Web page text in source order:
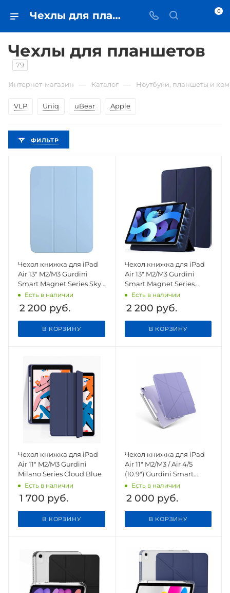
Чехлы для планшетов • купить в Самаре по низкой цене - iЧехол 0
Чехлы для планшетов
79
Интернет-магазин Каталог Ноутбуки, планшеты и
VLP Uniq uBear Apple
ФИЛЬТР
Чехол книжка для iPad
Air 13" M2/M3 Gurdini
Smart Magnet Series Sky
BlueЕсть в наличии
2 200 руб.
В КОРЗИНУ
Чехол книжка для iPad
Air 13" M2/M3 Gurdini
Smart Magnet Series
Dark Blue
Есть в наличии
2 200 руб.
В КОРЗИНУ
Чехол книжка для iPad
Air 11" M2/M3 Gurdini
Milano Series Cloud Blue
Есть в наличии
1 700 руб.
В КОРЗИНУ
Чехол книжка для iPad
Air 11" M2/M3 / Air 4/5
(10.9") Gurdini Smart
Magnet Series Lavender
Есть в наличии
2 000 руб.
В КОРЗИНУ